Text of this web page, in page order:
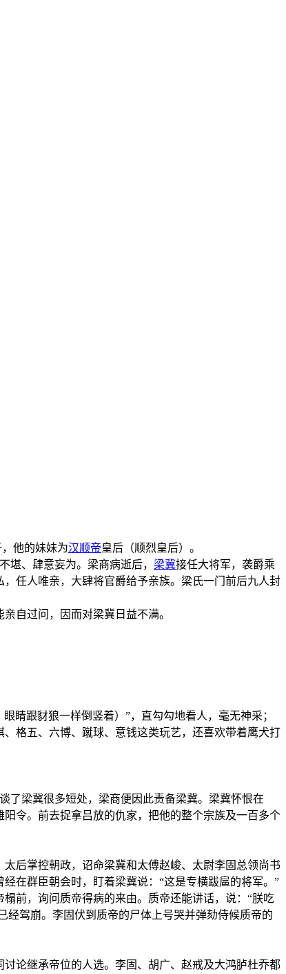
他的妹妹为汉顺帝皇后（顺烈皇后）。
堪、肆意妄为。梁商病逝后， 梁冀接任大将军，袭爵乘
任人唯亲，大肆将官爵给予亲族。梁氏一门前后九人封
自过问，因而对梁冀日益不满。
睛跟豺狼一样倒竖着）”，直勾勾地看人，毫无神采；
格五、六博、蹴球、意钱这类玩艺，还喜欢带着鹰犬打
了梁冀很多短处，梁商便因此责备梁冀。梁冀怀恨在
令。前去捉拿吕放的仇家，把他的整个宗族及一百多个
太后掌控朝政，诏命梁冀和太傅赵峻、太尉李固总领尚书
在群臣朝会时，盯着梁冀说：“这是专横跋扈的将军。”
前，询问质帝得病的来由。质帝还能讲话，说：“朕吃
经驾崩。李固伏到质帝的尸体上号哭并弹劾侍候质帝的
论继承帝位的人选。李固、胡广、赵戒及大鸿胪杜乔都